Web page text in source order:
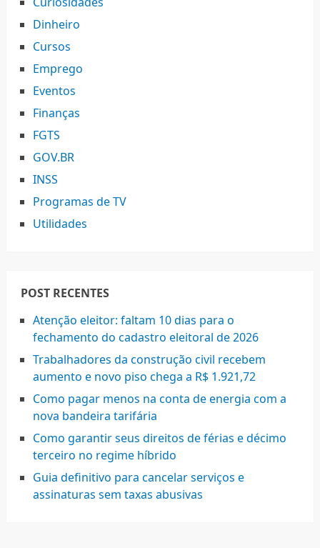
Dinheiro
Cursos
Emprego
Eventos
Finanças
FGTS
GOV.BR
INSS
Programas de TV
Utilidades
POST RECENTES
Atenção eleitor: faltam 10 dias para o
fechamento do cadastro eleitoral de 2026
Trabalhadores da construção civil recebem
aumento e novo piso chega a R$ 1.921,72
Como pagar menos na conta de energia com a
nova bandeira tarifária
Como garantir seus direitos de férias e décimo
terceiro no regime híbrido
Guia definitivo para cancelar serviços e
assinaturas sem taxas abusivas